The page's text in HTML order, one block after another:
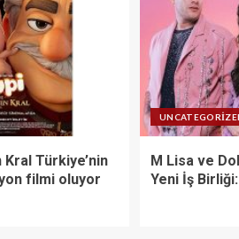
Kral Türkiye’nin
filmi oluyor
M Lisa ve
Yeni İş